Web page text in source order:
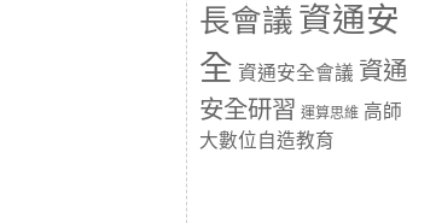
長會議 資通安
全 資通安全會議 資通
安全研習 運算思維 高師
大數位自造教育